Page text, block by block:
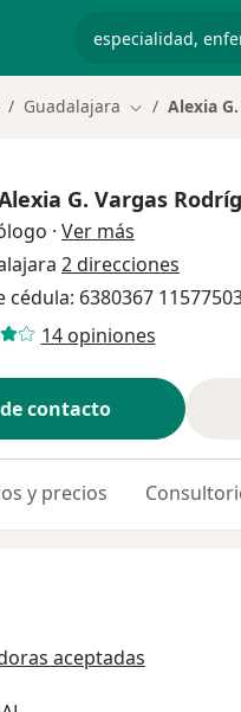
Guadalajara Cambiar de
Alexia
G. Vargas
· Ver más
2 direcciones
cédula: 6380367
14 opiniones
contacto
y precios
aceptadas